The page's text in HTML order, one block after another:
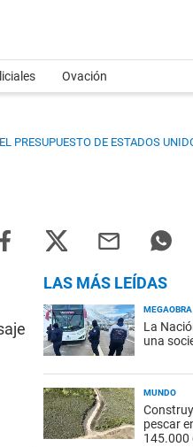
Ovación
PRESUPUESTO DE ESTADOS
LAS MÁS LEÍDAS
La
una
MUNDO
pescar
145.000